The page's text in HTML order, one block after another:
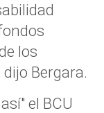
los
Bergara.
el BCU